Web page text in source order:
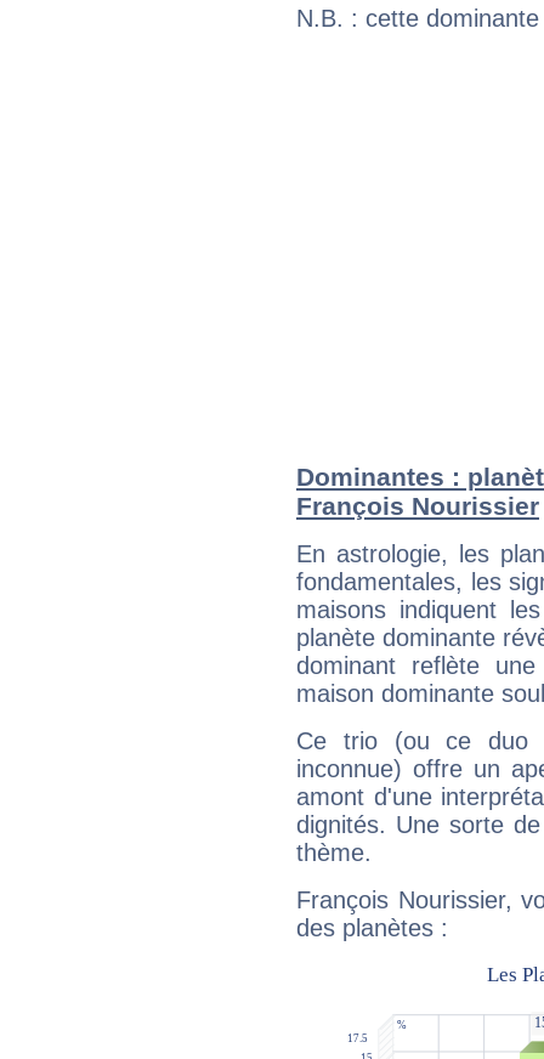
N.B. : cette
Dominantes :
François Nourissier
En astrologie, les
fondamentales, les
maisons indiquent
planète dominante
dominant reflète
maison dominante
Ce trio (ou ce duo
inconnue) offre un
amont d'une
dignités. Une sorte
thème.
François Nourissier,
des planètes :